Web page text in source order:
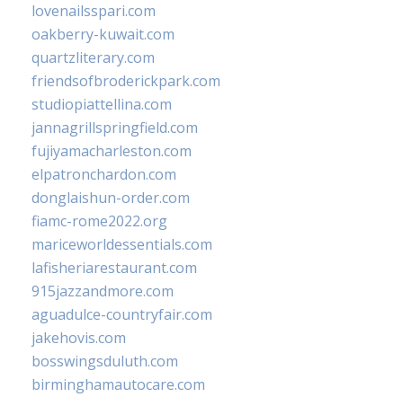
lovenailsspari.com
oakberry-kuwait.com
quartzliterary.com
friendsofbroderickpark.com
studiopiattellina.com
jannagrillspringfield.com
fujiyamacharleston.com
elpatronchardon.com
donglaishun-order.com
fiamc-rome2022.org
mariceworldessentials.com
lafisheriarestaurant.com
915jazzandmore.com
aguadulce-countryfair.com
jakehovis.com
bosswingsduluth.com
birminghamautocare.com